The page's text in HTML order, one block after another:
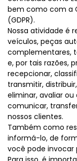
bem como com a
(GDPR).
Nossa atividade é
veículos, peças
complementares,
e, por tais razões,
recepcionar,
transmitir,
eliminar, avaliar
comunicar,
nossos clientes.
Também como
informá-lo, de
você pode invocar